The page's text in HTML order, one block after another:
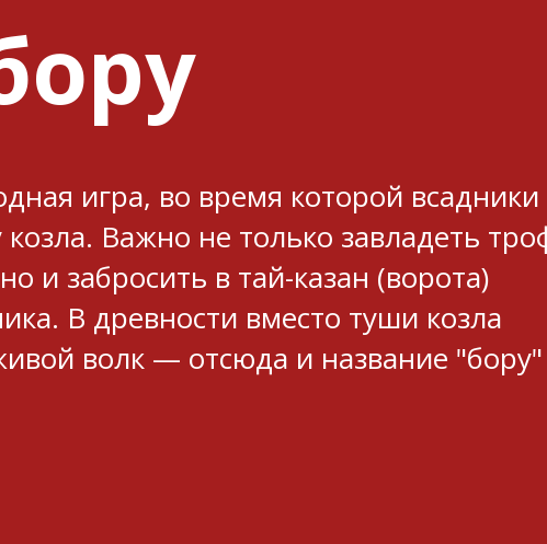
игра, во время которой всадники
Важно не только завладеть
и забросить в тай-казан (ворота)
В древности вместо туши козла
волк — отсюда и название "бору"